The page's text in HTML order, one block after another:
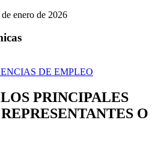
de enero de 2026
DE EMPLEO
PRINCIPALES
O